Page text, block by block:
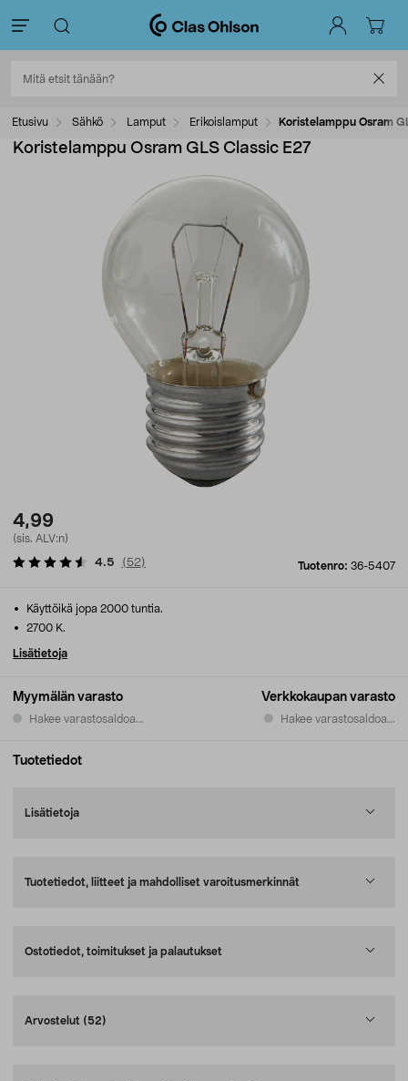
Etusivu Sähkö Lamput Erikoislamput Koristelamppu Osram
Koristelamppu Osram GLS Classic E27
4,99
(sis. ALV:n)
Tuotenro: 36-5407
4.5 ( 52)
Myymälän varasto
Hakee varastosaldoa...
Verkkokaupan varasto
Hakee varastosaldoa...
Käyttöikä jopa 2000 tuntia.
2700 K.
Lisätietoja
Tuotetiedot
Lisätietoja
Tuotetiedot, liitteet ja mahdolliset varoitusmerkinnät
Ostotiedot, toimitukset ja palautukset
Arvostelut (52)